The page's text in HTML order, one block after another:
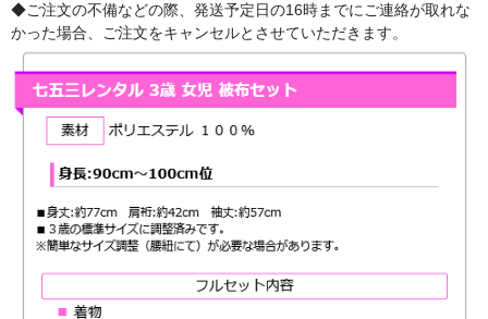
◆ご注文の不備などの際、発送予定日の16時までにご連絡が取れな
かった場合、ご注文をキャンセルとさせていただきます。